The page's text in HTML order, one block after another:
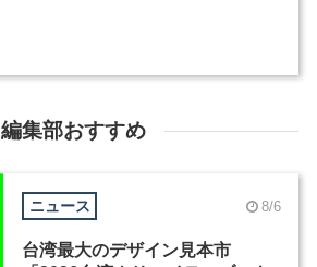
編集部おすすめ
ニュース 8/6
台湾最大のデザイン見本市